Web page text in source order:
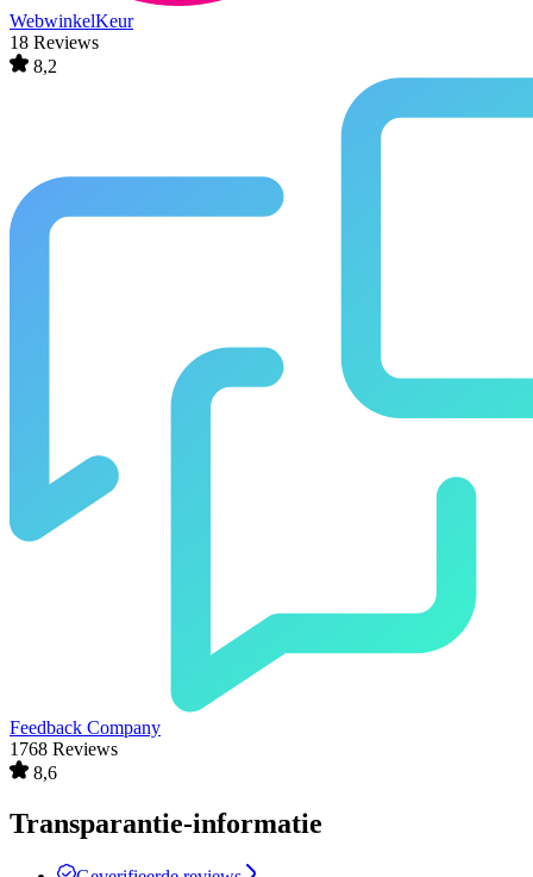
WebwinkelKeur
18 Reviews
8,2
Feedback Company
1768 Reviews
8,6
Transparantie-informatie